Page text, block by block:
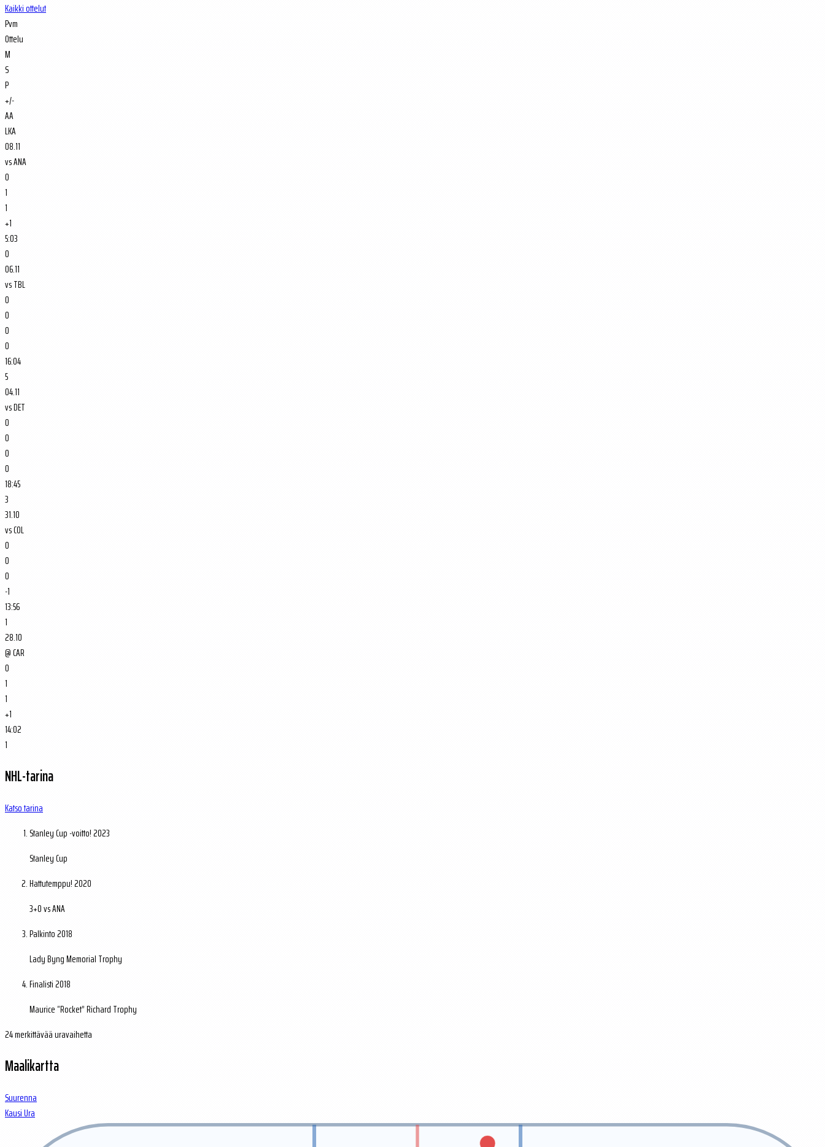
Kaikki ottelut
Pvm
Ottelu
M
S
P
+/-
AA
LKA
08.11
vsANA
0
1
1
+1
5:03
0
06.11
vsTBL
0
0
0
0
16:04
5
04.11
vsDET
0
0
0
0
18:45
3
31.10
vsCOL
0
0
0
-1
13:56
1
28.10
@CAR
0
1
1
+1
14:02
1
NHL-tarina
Katso tarina
Stanley Cup -voitto!2023
Stanley Cup
Hattutemppu!2020
3+0 vs ANA
Palkinto2018
Lady Byng Memorial Trophy
Finalisti2018
Maurice “Rocket” Richard Trophy
24 merkittävää uravaihetta
Maalikartta
Suurenna
KausiUra